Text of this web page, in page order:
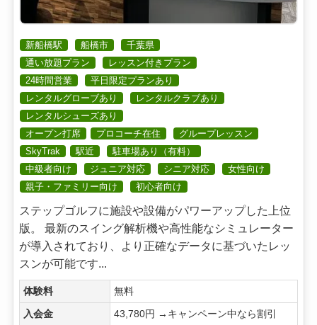
新船橋駅 船橋市
千葉県
通い放題プラン
レッスン付きプラン
24時間営業
平日限定プランあり
レンタルグローブあり
レンタルクラブあり
レンタルシューズあり
オープン打席
プロコーチ在住
グループレッスン
SkyTrak
駅近
駐車場あり（有料）
中級者向け
ジュニア対応 シニア対応
女性向け
親子・ファミリー向け
初心者向け
ステップゴルフに施設や設備がパワーアップした上位
版。 最新のスイング解析機や高性能なシミュレーター
が導入されており、より正確なデータに基づいたレッ
スンが可能です...
体験料 無料
入会金 43,780円 →キャンペーン中なら割引